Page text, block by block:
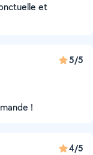
et
5/5
!
4/5